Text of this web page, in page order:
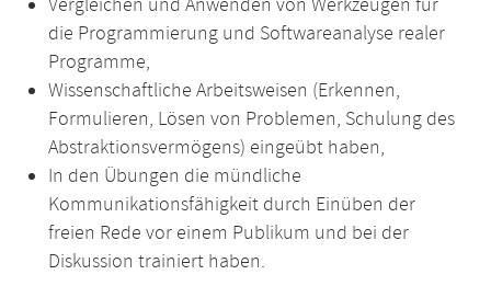
Vergleichen und Anwenden von Werkzeugen für
die Programmierung und Softwareanalyse realer
Programme,
Wissenschaftliche Arbeitsweisen (Erkennen,
Formulieren, Lösen von Problemen, Schulung des
Abstraktionsvermögens) eingeübt haben,
In den Übungen die mündliche
Kommunikationsfähigkeit durch Einüben der
freien Rede vor einem Publikum und bei der
Diskussion trainiert haben.